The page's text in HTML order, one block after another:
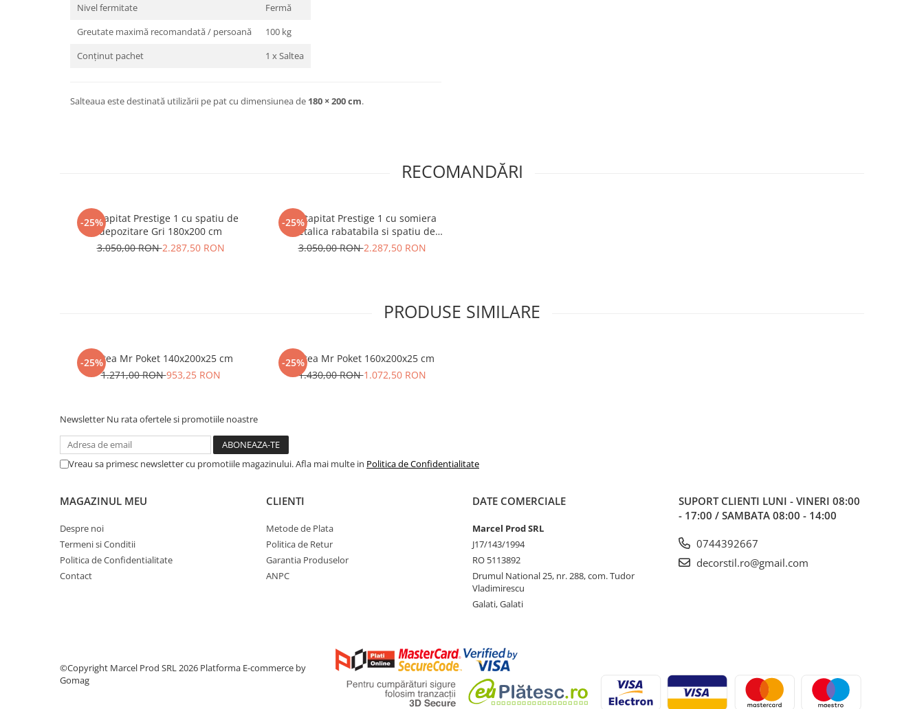
Nivel fermitate
Fermă
Greutate maximă recomandată / persoană
100 kg
Conținut pachet
1 x Saltea
Salteaua este destinată utilizării pe pat cu dimensiunea de 180 × 200 cm.
RECOMANDĂRI
-25%
Pat tapitat Prestige 1 cu spatiu de
depozitare Gri 180x200 cm
3.050,00 RON2.287,50 RON
-25%
Pat tapitat Prestige 1 cu somiera
metalica rabatabila si spatiu de
depozitare Crem 180x200 cm
3.050,00 RON2.287,50 RON
PRODUSE SIMILARE
-25%
Saltea Mr Poket 140x200x25 cm
1.271,00 RON953,25 RON
-25%
Saltea Mr Poket 160x200x25 cm
1.430,00 RON1.072,50 RON
Newsletter Nu rata ofertele si promotiile noastre
Vreau sa primesc newsletter cu promotiile magazinului. Afla mai multe in Politica de Confidentialitate
MAGAZINUL MEU
Despre noi
Termeni si Conditii
Politica de Confidentialitate
Contact
CLIENTI
Metode de Plata
Politica de Retur
Garantia Produselor
ANPC
DATE COMERCIALE
Marcel Prod SRL
J17/143/1994
RO 5113892
Drumul National 25, nr. 288, com. Tudor
Vladimirescu
Galati, Galati
SUPORT CLIENTI LUNI - VINERI 08:00
- 17:00 / SAMBATA 08:00 - 14:00
0744392667
decorstil.ro@gmail.com
©Copyright Marcel Prod SRL 2026 Platforma E-commerce by
Gomag